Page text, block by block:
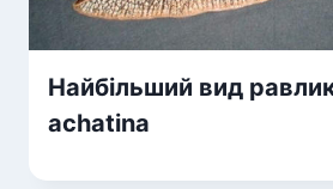
Найбільший вид
achatina